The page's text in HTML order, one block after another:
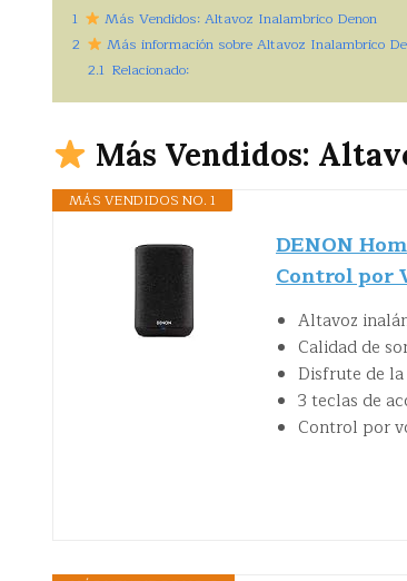
1
Más Vendidos: Altavoz Inalambrico Denon
2
Más información sobre Altavoz Inalambrico
2.1 Relacionado:
Más Vendidos:
MÁS VENDIDOS NO. 1
DENON
Control por
Altavoz
Calidad de
Disfrute de
3 teclas de
Control por